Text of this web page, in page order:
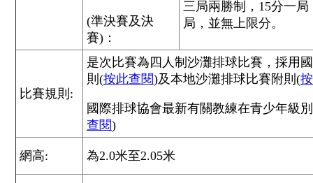
(準決賽及決
賽)：
三局兩勝制，15分一
局，並無上限分。
比賽規則:
是次比賽為四人制沙灘排球比賽，採用
則(按此查閱)及本地沙灘排球比賽附則(
國際排球協會最新有關教練在青少年級
查閱)
網高: 為2.0米至2.05米